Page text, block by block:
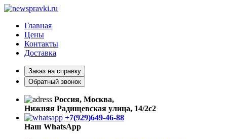
Главная
Цены
Контакты
Доставка
Заказ на справку
Обратный звонок
Россия, Москва,
Нижняя Радищевская улица, 14/2с2
+7(929)649-46-88
Наш WhatsApp